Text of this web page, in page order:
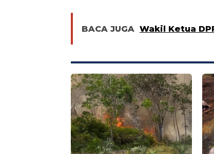
BACA JUGA Wakil Ketua